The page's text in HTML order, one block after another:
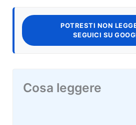
POTRESTI NON
SEGUICI SU
Cosa leggere